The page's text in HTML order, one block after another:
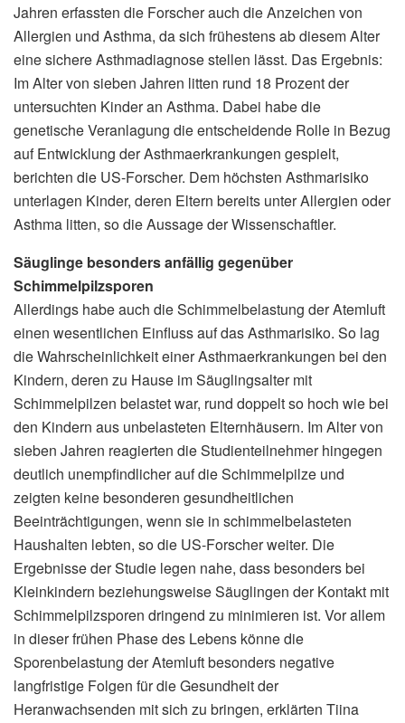
Jahren erfassten die Forscher auch die Anzeichen von
Allergien und Asthma, da sich frühestens ab diesem Alter
eine sichere Asthmadiagnose stellen lässt. Das Ergebnis:
Im Alter von sieben Jahren litten rund 18 Prozent der
untersuchten Kinder an Asthma. Dabei habe die
genetische Veranlagung die entscheidende Rolle in Bezug
auf Entwicklung der Asthmaerkrankungen gespielt,
berichten die US-Forscher. Dem höchsten Asthmarisiko
unterlagen Kinder, deren Eltern bereits unter Allergien oder
Asthma litten, so die Aussage der Wissenschaftler.
Säuglinge besonders anfällig gegenüber
Schimmelpilzsporen
Allerdings habe auch die Schimmelbelastung der Atemluft
einen wesentlichen Einfluss auf das Asthmarisiko. So lag
die Wahrscheinlichkeit einer Asthmaerkrankungen bei den
Kindern, deren zu Hause im Säuglingsalter mit
Schimmelpilzen belastet war, rund doppelt so hoch wie bei
den Kindern aus unbelasteten Elternhäusern. Im Alter von
sieben Jahren reagierten die Studienteilnehmer hingegen
deutlich unempfindlicher auf die Schimmelpilze und
zeigten keine besonderen gesundheitlichen
Beeinträchtigungen, wenn sie in schimmelbelasteten
Haushalten lebten, so die US-Forscher weiter. Die
Ergebnisse der Studie legen nahe, dass besonders bei
Kleinkindern beziehungsweise Säuglingen der Kontakt mit
Schimmelpilzsporen dringend zu minimieren ist. Vor allem
in dieser frühen Phase des Lebens könne die
Sporenbelastung der Atemluft besonders negative
langfristige Folgen für die Gesundheit der
Heranwachsenden mit sich zu bringen, erklärten Tiina